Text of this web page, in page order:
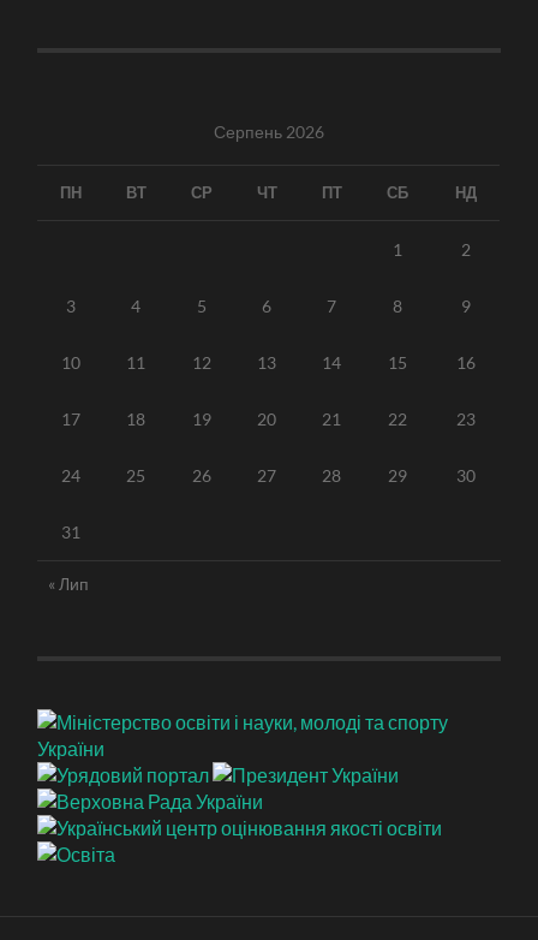
Серпень 2026
ПН ВТ СР ЧТ ПТ СБ НД
1 2
3 4 5 6 7 8 9
10 11 12 13 14 15 16
17 18 19 20 21 22 23
24 25 26 27 28 29 30
31
« Лип